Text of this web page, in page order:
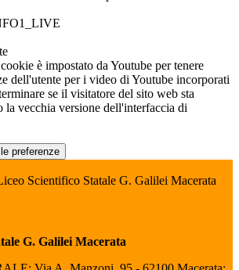
è impostato da Youtube per tenere
dell'utente per i video di Youtube incorporati
se il visitatore del sito web sta
la vecchia versione dell'interfaccia di
preferenze
Scientifico Statale G. Galilei Macerata
G. Galilei Macerata